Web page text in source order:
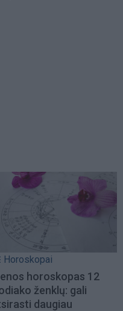
Horoskopai
horoskopas 12
ženklų: gali
daugiau